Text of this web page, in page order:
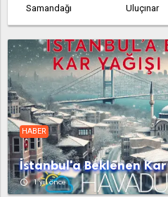
Samandağı Uluçınar
Yayladağı Yeşilkent
HABER
İstanbul'a Beklenen Kar
access_time 1 yıl önce